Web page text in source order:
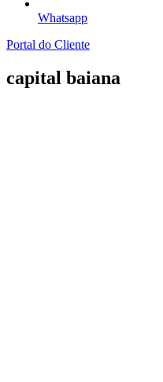
Whatsapp
Portal do Cliente
capital baiana